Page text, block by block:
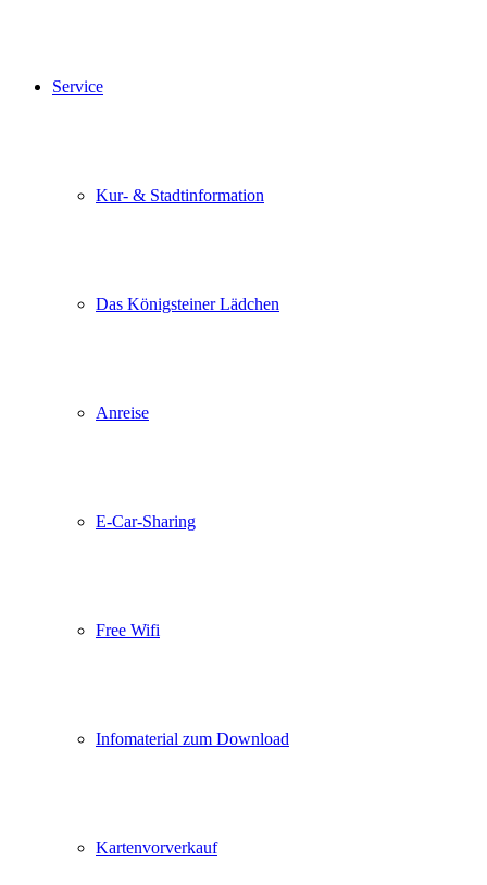
Service
Kur- & Stadtinformation
Das Königsteiner Lädchen
Anreise
E-Car-Sharing
Free Wifi
Infomaterial zum Download
Kartenvorverkauf